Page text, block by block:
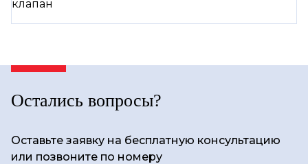
Остались вопросы?
Оставьте заявку на бесплатную консультацию
или позвоните по номеру